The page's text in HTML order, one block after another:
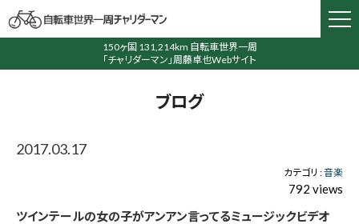
150ヶ国 131,214km 自転車世界一周
「チャリダーマン」周藤卓也Webサイト
ブログ
2017.03.17
カテゴリ :音楽
792 views
ツインテールの女の子がアンアン言ってるミュージックビデオ